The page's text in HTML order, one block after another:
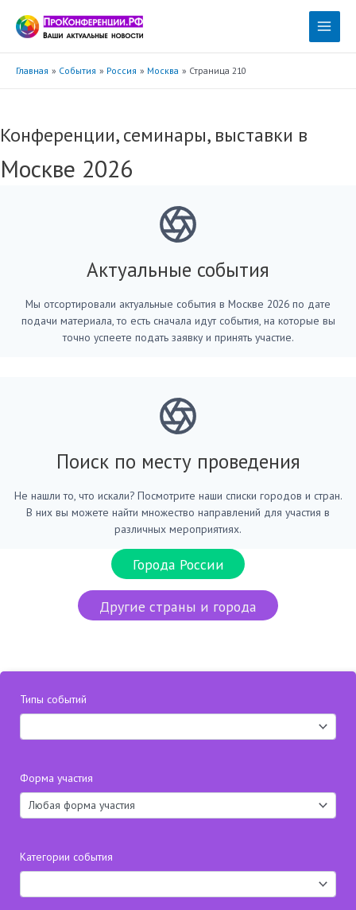
содержимому
Main
Главная События Россия Москва Страница 210
Конференции, семинары, выставки в
Москве 2026
Актуальные события
Мы отсортировали актуальные события в Москве 2026 по дате
подачи материала, то есть сначала идут события, на которые вы
точно успеете подать заявку и принять участие.
Поиск по месту проведения
Не нашли то, что искали? Посмотрите наши списки городов и стран.
В них вы можете найти множество направлений для участия в
различных мероприятиях.
Города России
Другие страны и города
Типы событий
Форма участия
Категории события